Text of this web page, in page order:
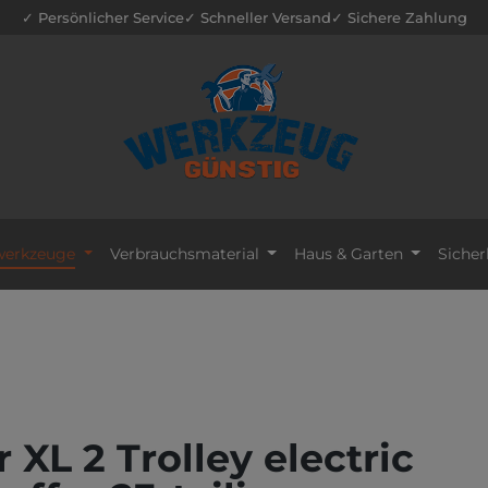
✓ Persönlicher Service✓ Schneller Versand✓ Sichere Zahlung
Verbrauchsmaterial Haus & Garten
2 Trolley electric